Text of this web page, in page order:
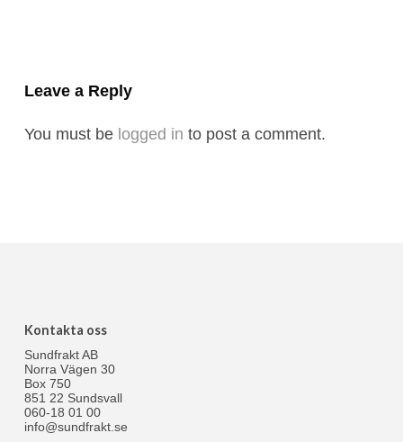
Leave a Reply
You must be logged in to post a comment.
Kontakta oss
Sundfrakt AB
Norra Vägen 30
Box 750
851 22 Sundsvall
060-18 01 00
info@sundfrakt.se